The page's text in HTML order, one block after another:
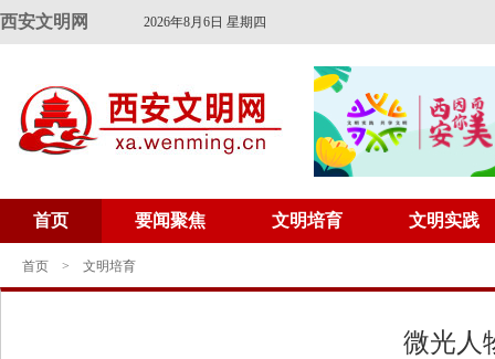
西安文明网 2026年8月6日 星期四
首页 要闻聚焦 文明培育 文明实践
首页 > 文明培育
微光人